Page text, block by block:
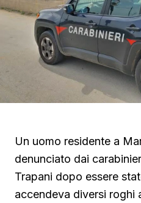
Un uomo residente a
denunciato dai
Trapani dopo essere
accendeva diversi roghi